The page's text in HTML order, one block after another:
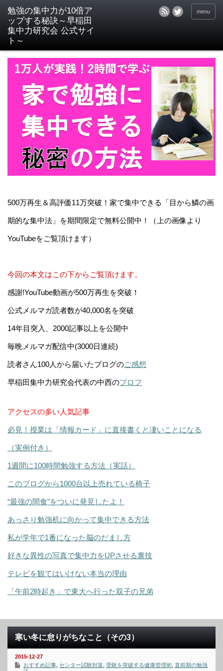
menu
500万再生＆高評価11万突破！家で集中できる「目から鱗の画
期的な集中法」を期間限定で無料公開中！（上の画像より
YouTubeをご覧頂けます）
今回の本文はこの下からご覧頂けます。
感謝!YouTube動画が500万再生を突破！
公式メルマガ読者数が40,000名を突破
14年目突入、2000記事以上を公開中
毎晩メルマガ配信中(3000日連続)
読者さん100人から届いたブログのご感想
早稲田集中力研究会代表の中西のプロフ
アクセスの多い人気記事
必見！授業は「情報カード」に直接書くと凄いことになる
（実例付き）
1週間に100時間勉強する方法（実話）
このブログから1000台以上売れている椅子
“最強の間食”をついに発見したよ！
あっさり勉強机に向かって集中できる方法
私が学年で1番になった脳のだまし方
好きな異性の写真で集中力をUPさせる裏技
テレビを観てはいけない本当の理由
「午前2時起き」で東大へ行った双子の兄弟
寒い冬に怠りがちなこと（その3）
2015-12-27
おすすめ記事 センター試験対策 受験を突破する健康管理術 直前期の勉強